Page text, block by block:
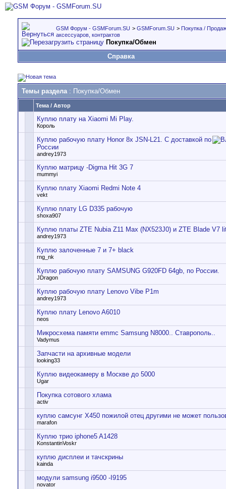
GSM Форум - GSMForum.SU > GSMForum.SU > Покупка /
аксессуаров, контрактов
Покупка/Обмен
Справка
Темы раздела: Покупка/Обмен
Тема / Автор
Куплю плату на Xiaomi Mi Play.
Король
Куплю рабочую плату Honor 8x JSN-L21. С доставкой по
России
andrey1973
Куплю матрицу -Digma Hit 3G 7
mummyi
Куплю плату Xiaomi Redmi Note 4
vekt
Куплю плату LG D335 рабочую
shoxa907
Куплю платы ZTE Nubia Z11 Max (NX523J0) и ZTE Blade V7
andrey1973
Куплю залоченные 7 и 7+ black
rng_nk
Куплю рабочую плату SAMSUNG G920FD 64gb, по России.
JDragon
Куплю рабочую плату Lenovo Vibe P1m
andrey1973
Куплю плату Lenovo A6010
neos
Микросхема памяти emmc Samsung N8000.. Ставрополь..
Vadymus
Запчасти на архивные модели
looking33
Куплю видеокамеру в Москве до 5000
Ugar
Покупка сотового хлама
activ
куплю самсунг X450 пожилой отец другими не может
marafon
Куплю трио iphone5 A1428
KonstantinVoskr
куплю дисплеи и тачскрины
kainda
модули samsung i9500 -I9195
novator